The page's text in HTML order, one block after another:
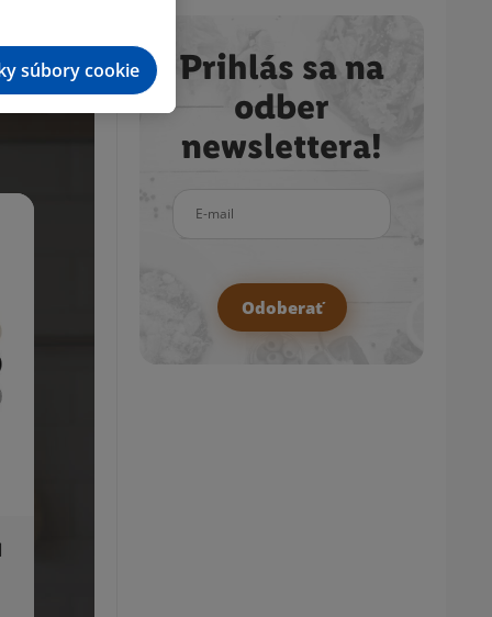
Prihlás sa na
odber
newslettera!
Odoberať
súbory cookie